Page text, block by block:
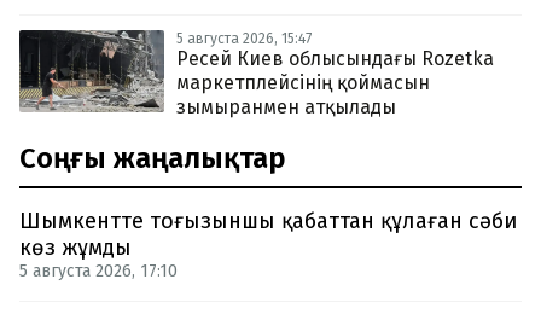
5 августа 2026, 15:47
Ресей Киев облысындағы Rozetka
маркетплейсінің қоймасын
зымыранмен атқылады
Соңғы жаңалықтар
Шымкентте тоғызыншы қабаттан құлаған сәби
көз жұмды
5 августа 2026, 17:10